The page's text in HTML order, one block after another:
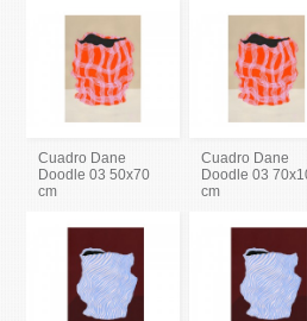
Cuadro Dane
Doodle 03 50x70
cm
Cuadro Dane
Doodle 03
cm